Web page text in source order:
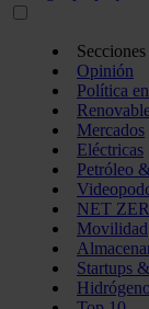
Secciones
Opinión
Política
Mercados
Eléctricas
Petróleo
NET
Movilidad
Startups
Hidrógeno